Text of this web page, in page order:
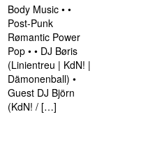
Body Music • •
Post-Punk
Rømantic Power
Pop • • DJ Børis
(Linientreu | KdN! |
Dämonenball) •
Guest DJ Björn
(KdN! / […]